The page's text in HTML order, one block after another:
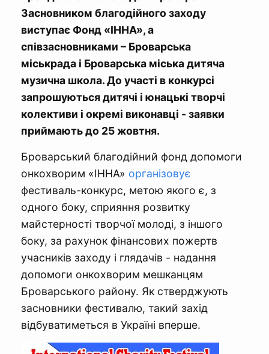
Засновником благодійного заходу
виступає Фонд «ІННА», а
співзасновниками – Броварська
міськрада і Броварська міська дитяча
музична школа. До участі в конкурсі
запрошуються дитячі і юнацькі творчі
колективи і окремі виконавці - заявки
приймають до 25 жовтня.
Броварський благодійний фонд допомоги
онкохворим «ІННА» організовує
фестиваль-конкурс, метою якого є, з
одного боку, сприяння розвитку
майстерності творчої молоді, з іншого
боку, за рахунок фінансових пожертв
учасників заходу і глядачів - надання
допомоги онкохворим мешканцям
Броварського району. Як стверджують
засновники фестивалю, такий захід
відбуватиметься в Україні вперше.